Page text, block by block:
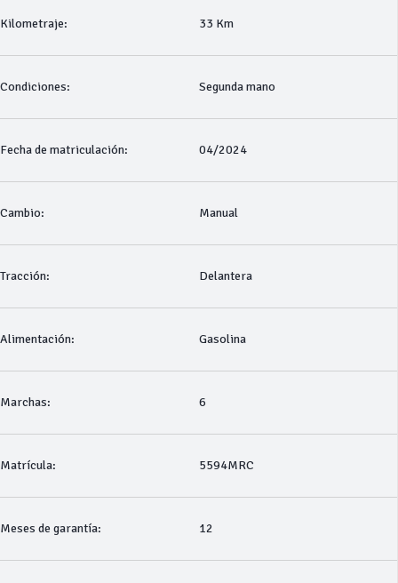
Kilometraje: 33 Km
Condiciones: Segunda mano
Fecha de matriculación: 04/2024
Cambio: Manual
Tracción: Delantera
Alimentación: Gasolina
Marchas: 6
Matrícula: 5594MRC
Meses de garantía: 12